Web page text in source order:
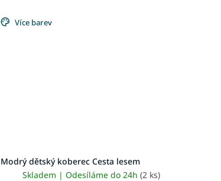
Více barev
Modrý dětský koberec Cesta lesem
Skladem | Odesíláme do 24h (2 ks)